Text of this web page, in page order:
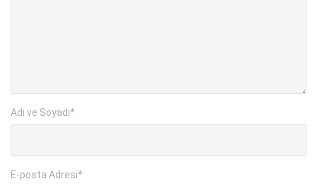
Adı ve Soyadı*
E-posta Adresi*